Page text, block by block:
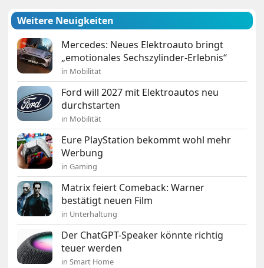
Weitere Neuigkeiten
Mercedes: Neues Elektroauto bringt
„emotionales Sechszylinder-Erlebnis“
in Mobilität
Ford will 2027 mit Elektroautos neu
durchstarten
in Mobilität
Eure PlayStation bekommt wohl mehr
Werbung
in Gaming
Matrix feiert Comeback: Warner
bestätigt neuen Film
in Unterhaltung
Der ChatGPT-Speaker könnte richtig
teuer werden
in Smart Home